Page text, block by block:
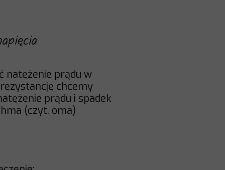
natężenie prądu w
chcemy
prądu i spadek
(czyt. oma)